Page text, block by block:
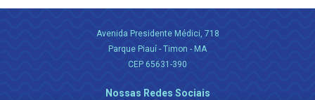
Avenida Presidente Médici, 718
Parque Piauí - Timon - MA
CEP 65631-390
Nossas Redes Sociais